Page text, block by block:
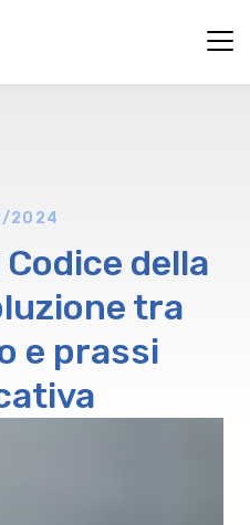
2024
della
tra
e prassi